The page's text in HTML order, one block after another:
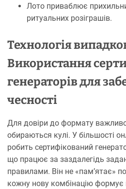
Лото приваблює
ритуальних розіграшів.
Технологія
Використання
генераторів для
чесності
Для довіри до формату
обираються кулі. У більшості
робить сертифікований
що працює за заздалегідь
правилами. Він не «пам’ятає»
кожну нову комбінацію формує